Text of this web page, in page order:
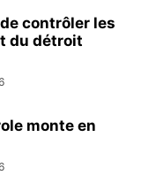
contrôler les
du détroit
monte en